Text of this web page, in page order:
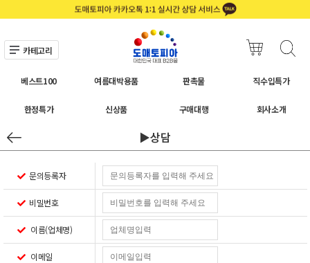
카테고리
베스트100 여름대박용품 판촉물 직수입특가
한정특가 신상품 구매대행 회사소개
▶상담
문의등록자
비밀번호
이름(업체명)
이메일